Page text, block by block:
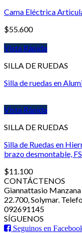
Cama Eléctrica
$55.600
Vista Rápida
SILLA DE RUEDAS
Silla de ruedas en
Vista Rápida
SILLA DE RUEDAS
Silla de Ruedas en
brazo desmontable,
$11.100
CONTÁCTENOS
Giannattasio
22.700, Solymar.
092691145
SÍGUENOS
Seguinos en